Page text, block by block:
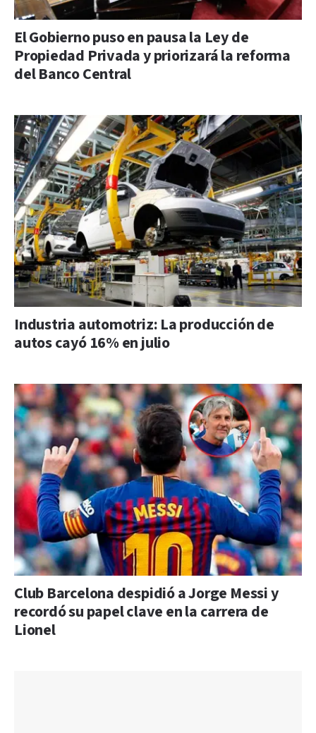
El Gobierno puso en pausa la Ley de
Propiedad Privada y priorizará la reforma
del Banco Central
Industria automotriz: La producción de
autos cayó 16% en julio
Club Barcelona despidió a Jorge Messi y
recordó su papel clave en la carrera de
Lionel